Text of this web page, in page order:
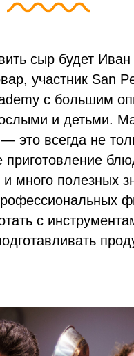
сыр будет Иван
участник San
с большим
и детьми.
это всегда не
приготовление
и много полезных
с